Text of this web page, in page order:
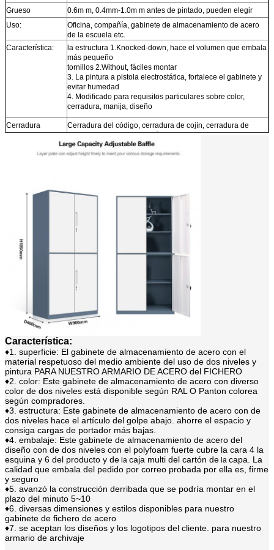
Grueso
0.6m m, 0.4mm-1.0m m antes de pintado, pueden elegir
Uso:
Oficina, compañía, gabinete de almacenamiento de acero
de la escuela etc.
Característica:
la estructura 1.Knocked-down, hace el volumen que embala
más pequeño
tornillos 2.Without, fáciles montar
3. La pintura a pistola electrostática, fortalece el gabinete y
evitar humedad
4. Modificado para requisitos particulares sobre color,
cerradura, manija, diseño
Cerradura
Cerradura del código, cerradura de cojín, cerradura de
Digitaces, cerradura electrónica, bloqueo de teclas
Monte el tiempo
5-10 gabinete de almacenamiento de acero de los minutos
Qingdao, China, o modificado para requisitos particulares
Característica:
♦1. superficie: El gabinete de almacenamiento de acero con el
material respetuoso del medio ambiente del uso de dos niveles y
pintura PARA NUESTRO ARMARIO DE ACERO del FICHERO
♦2. color: Este gabinete de almacenamiento de acero con diverso
color de dos niveles está disponible según RAL O Panton colorea
según compradores.
♦3. estructura: Este gabinete de almacenamiento de acero con de
dos niveles hace el artículo del golpe abajo. ahorre el espacio y
consiga cargas de portador más bajas.
♦4. embalaje: Este gabinete de almacenamiento de acero del
diseño con de dos niveles con el polyfoam fuerte cubre la cara 4 la
esquina y 6 del producto y de la caja multi del cartón de la capa. La
calidad que embala del pedido por correo probada por ella es, firme
y seguro
♦5. avanzó la construcción derribada que se podría montar en el
plazo del minuto 5~10
♦6. diversas dimensiones y estilos disponibles para nuestro
gabinete de fichero de acero
♦7. se aceptan los diseños y los logotipos del cliente. para nuestro
armario de archivaje